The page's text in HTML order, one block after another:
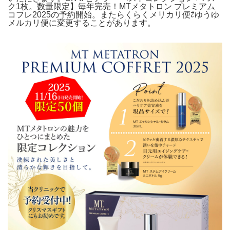
ク1枚。数量限定】毎年完売！MTメタトロン プレミアム
コフレ2025の予約開始。またらくらくメリカリ便⇄ゆうゆ
メルカリ便に変更することがあります。